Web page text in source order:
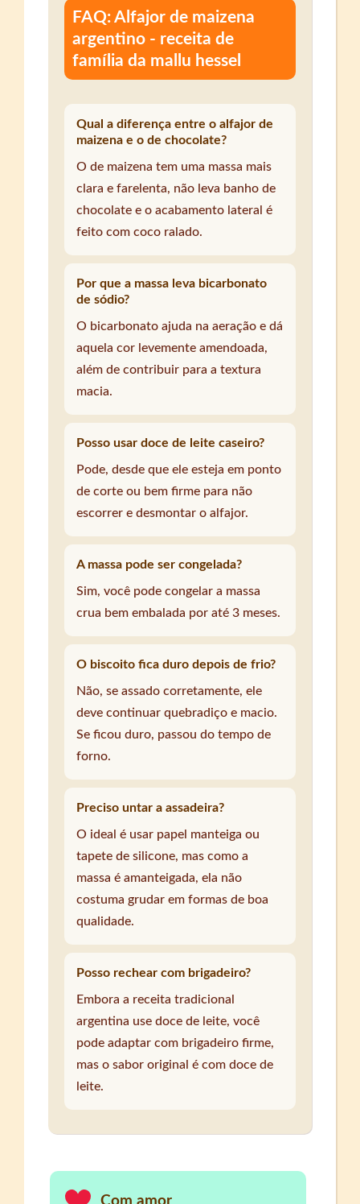
FAQ: Alfajor de maizena
argentino - receita de
família da mallu hessel
Qual a diferença entre o alfajor de
maizena e o de chocolate?
O de maizena tem uma massa mais
clara e farelenta, não leva banho de
chocolate e o acabamento lateral é
feito com coco ralado.
Por que a massa leva bicarbonato
de sódio?
O bicarbonato ajuda na aeração e dá
aquela cor levemente amendoada,
além de contribuir para a textura
macia.
Posso usar doce de leite caseiro?
Pode, desde que ele esteja em ponto
de corte ou bem firme para não
escorrer e desmontar o alfajor.
A massa pode ser congelada?
Sim, você pode congelar a massa
crua bem embalada por até 3 meses.
O biscoito fica duro depois de frio?
Não, se assado corretamente, ele
deve continuar quebradiço e macio.
Se ficou duro, passou do tempo de
forno.
Preciso untar a assadeira?
O ideal é usar papel manteiga ou
tapete de silicone, mas como a
massa é amanteigada, ela não
costuma grudar em formas de boa
qualidade.
Posso rechear com brigadeiro?
Embora a receita tradicional
argentina use doce de leite, você
pode adaptar com brigadeiro firme,
mas o sabor original é com doce de
leite.